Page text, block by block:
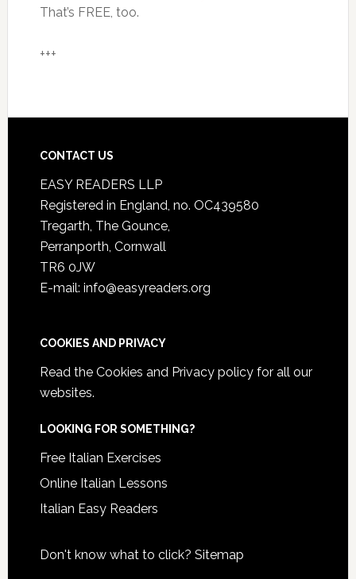
That’s FREE, too.
+++
CONTACT US
EASY READERS LLP
Registered in England, no. OC439580
Tregarth, The Gounce,
Perranporth, Cornwall
TR6 0JW
E-mail: info@easyreaders.org
COOKIES AND PRIVACY
Read the Cookies and Privacy policyfor all our
websites.
LOOKING FOR SOMETHING?
Free Italian Exercises
Online Italian Lessons
Italian Easy Readers
Don't know what to click? Sitemap